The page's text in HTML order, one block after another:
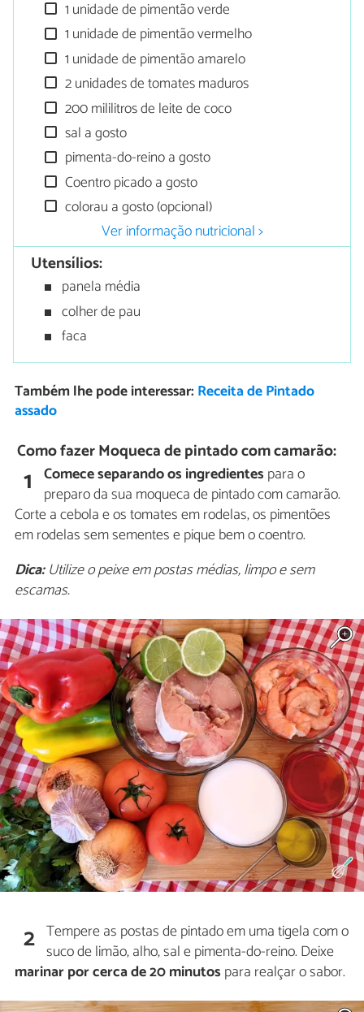
1 unidade de pimentão verde
1 unidade de pimentão vermelho
1 unidade de pimentão amarelo
2 unidades de tomates maduros
200 mililitros de leite de coco
sal a gosto
pimenta-do-reino a gosto
Coentro picado a gosto
colorau a gosto (opcional)
Ver informação nutricional >
Utensílios:
panela média
colher de pau
faca
Também lhe pode interessar: Receita de Pintado
assado
Como fazer Moqueca de pintado com camarão:
1 Comece separando os ingredientes para o
preparo da sua moqueca de pintado com camarão.
Corte a cebola e os tomates em rodelas, os pimentões
em rodelas sem sementes e pique bem o coentro.
Dica:Utilize o peixe em postas médias, limpo e sem
escamas.
2 Tempere as postas de pintado em uma tigela com o
suco de limão, alho, sal e pimenta-do-reino. Deixe
marinar por cerca de 20 minutos para realçar o sabor.